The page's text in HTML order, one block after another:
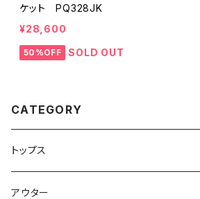
ケット PQ328JK
¥28,600
50%OFF SOLD OUT
CATEGORY
トップス
トップス
アウター